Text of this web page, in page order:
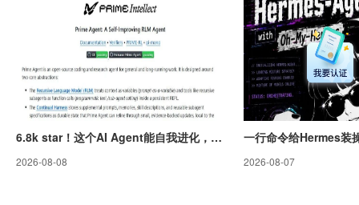
6.8k star！这个AI Agent能自我进化，内置子智能体，越用越懂你
2026-08-08 2026-08-07